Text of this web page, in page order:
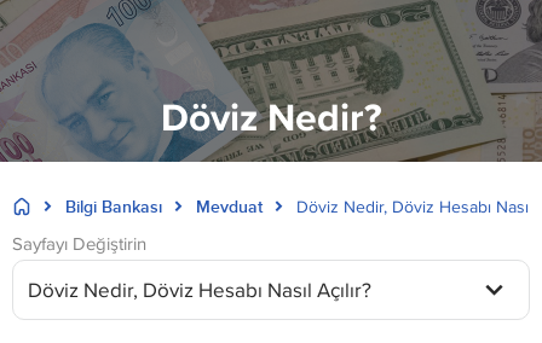
Döviz Nedir?
Bilgi Bankası Mevduat Döviz Nedir, Döviz Hesabı Nasıl
Sayfayı Değiştirin
Döviz Nedir, Döviz Hesabı Nasıl Açılır?